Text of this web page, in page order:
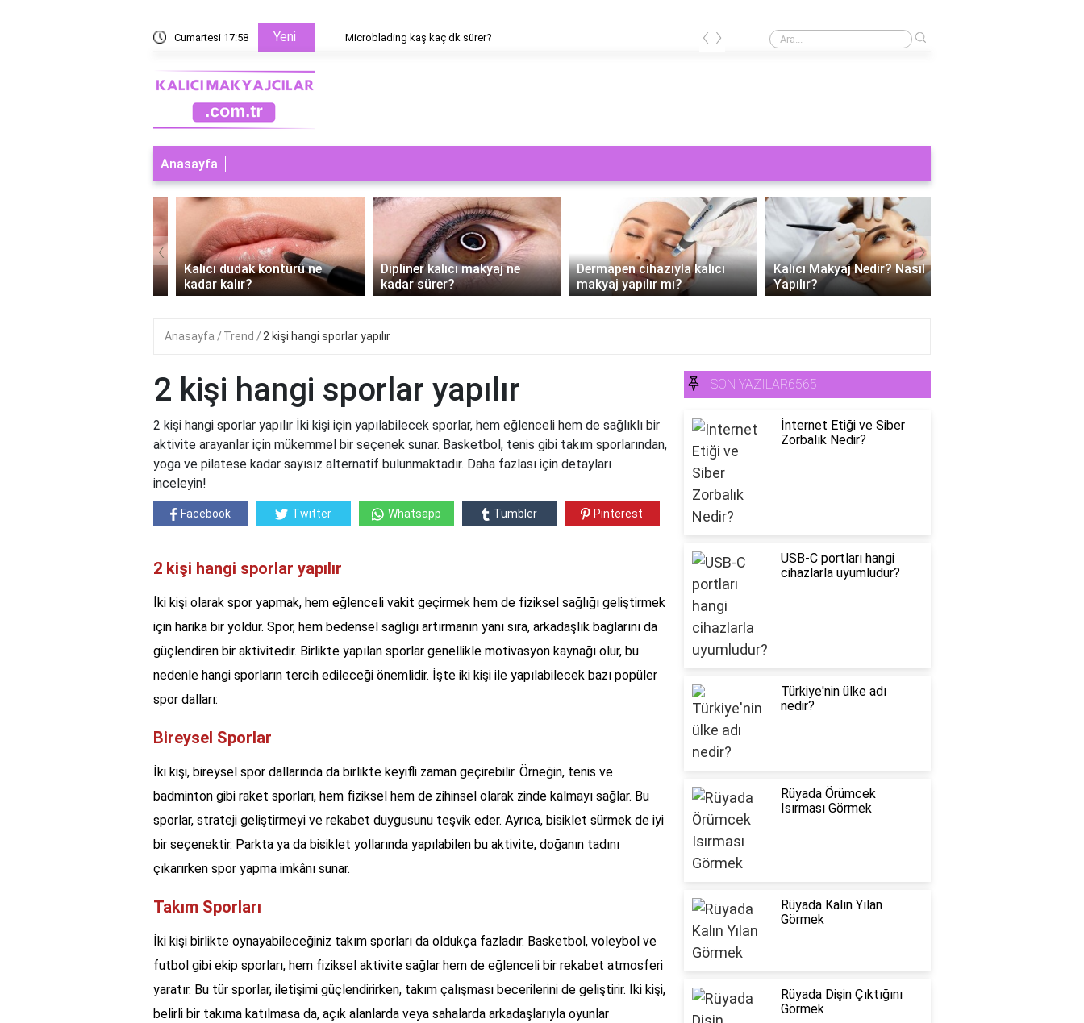
Cumartesi 17:58 Yeni Microblading kaş kaç dk sürer? Kaş yaptırmak ne kadar 2024?
‹ ›
Anasayfa
Kalıcı dudak kontürü ne
kadar kalır?
Dipliner kalıcı makyaj ne
kadar sürer?
Dermapen cihazıyla kalıcı
makyaj yapılır mı?
Kalıcı Makyaj Nedir? Nasıl
Yapılır?
‹ ›
Anasayfa Trend 2 kişi hangi sporlar yapılır
2 kişi hangi sporlar yapılır
2 kişi hangi sporlar yapılır İki kişi için yapılabilecek sporlar, hem eğlenceli hem de sağlıklı bir
aktivite arayanlar için mükemmel bir seçenek sunar. Basketbol, tenis gibi takım sporlarından,
yoga ve pilatese kadar sayısız alternatif bulunmaktadır. Daha fazlası için detayları
inceleyin!
Facebook Twitter Whatsapp Tumbler Pinterest
2 kişi hangi sporlar yapılır
İki kişi olarak spor yapmak, hem eğlenceli vakit geçirmek hem de fiziksel sağlığı geliştirmek
için harika bir yoldur. Spor, hem bedensel sağlığı artırmanın yanı sıra, arkadaşlık bağlarını da
güçlendiren bir aktivitedir. Birlikte yapılan sporlar genellikle motivasyon kaynağı olur, bu
nedenle hangi sporların tercih edileceği önemlidir. İşte iki kişi ile yapılabilecek bazı popüler
spor dalları:
Bireysel Sporlar
İki kişi, bireysel spor dallarında da birlikte keyifli zaman geçirebilir. Örneğin, tenis ve
badminton gibi raket sporları, hem fiziksel hem de zihinsel olarak zinde kalmayı sağlar. Bu
sporlar, strateji geliştirmeyi ve rekabet duygusunu teşvik eder. Ayrıca, bisiklet sürmek de iyi
bir seçenektir. Parkta ya da bisiklet yollarında yapılabilen bu aktivite, doğanın tadını
çıkarırken spor yapma imkânı sunar.
Takım Sporları
İki kişi birlikte oynayabileceğiniz takım sporları da oldukça fazladır. Basketbol, voleybol ve
futbol gibi ekip sporları, hem fiziksel aktivite sağlar hem de eğlenceli bir rekabet atmosferi
yaratır. Bu tür sporlar, iletişimi güçlendirirken, takım çalışması becerilerini de geliştirir. İki kişi,
belirli bir takıma katılmasa da, açık alanlarda veya sahalarda arkadaşlarıyla oyunlar
SON YAZILAR6565
İnternet Etiği ve Siber
Zorbalık Nedir?
USB-C portları hangi
cihazlarla uyumludur?
Türkiye'nin ülke adı
nedir?
Rüyada Örümcek
Isırması Görmek
Rüyada Kalın Yılan
Görmek
Rüyada Dişin Çıktığını
Görmek